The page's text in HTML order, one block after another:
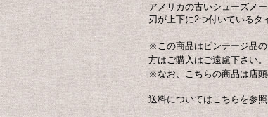
アメリカの古いシューズメ
刃が上下に2つ付いているタ
※この商品はビンテージ品
方はご購入はご遠慮下さい。
※なお、こちらの商品は店
送料についてはこちらを参